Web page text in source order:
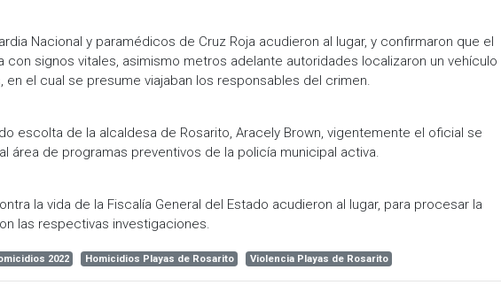
Nacional y paramédicos de Cruz Roja acudieron al lugar, y confirmaron que el
con signos vitales, asimismo metros adelante autoridades localizaron un vehículo
en el cual se presume viajaban los responsables del crimen.
escolta de la alcaldesa de Rosarito, Aracely Brown, vigentemente el oficial se
área de programas preventivos de la policía municipal activa.
la vida de la Fiscalía General del Estado acudieron al lugar, para procesar la
las respectivas investigaciones.
2022 Homicidios Playas de Rosarito Violencia Playas de Rosarito